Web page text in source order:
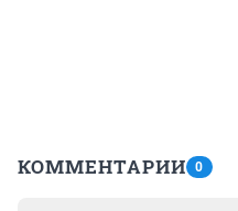
КОММЕНТАРИИ 0